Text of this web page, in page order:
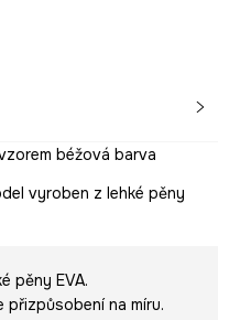
béžová barva
vyroben z lehké pěny
pěny EVA.
přizpůsobení na míru.